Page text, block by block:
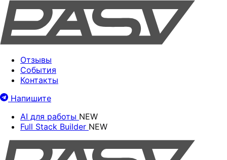
Отзывы
События
Контакты
Напишите
AI для работы NEW
Full Stack Builder NEW